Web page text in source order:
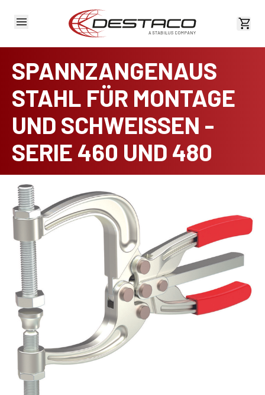
SPANNZANGENAUS
STAHL FÜR MONTAGE
UND SCHWEISSEN -
SERIE 460 UND 480